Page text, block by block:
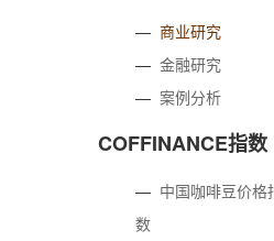
—商业研究
—金融研究
—案例分析
COFFINANCE指数
— 中国咖啡豆价格
数